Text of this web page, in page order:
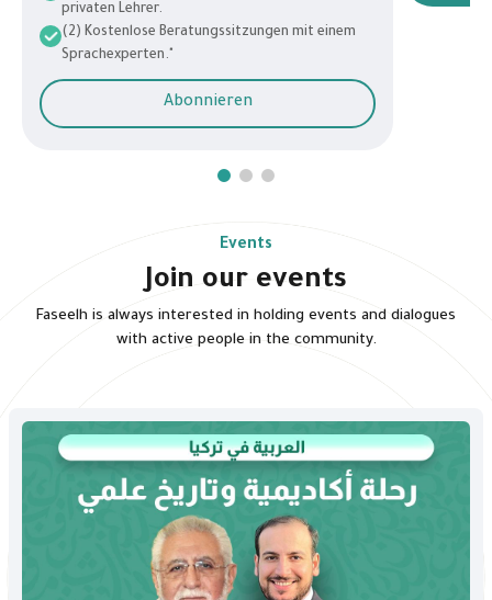
privaten Lehrer.
(2) Kostenlose Beratungssitzungen mit einem
Sprachexperten."
Abonnieren
Events
Join our events
Faseelh is always interested in holding events and dialogues
with active people in the community.